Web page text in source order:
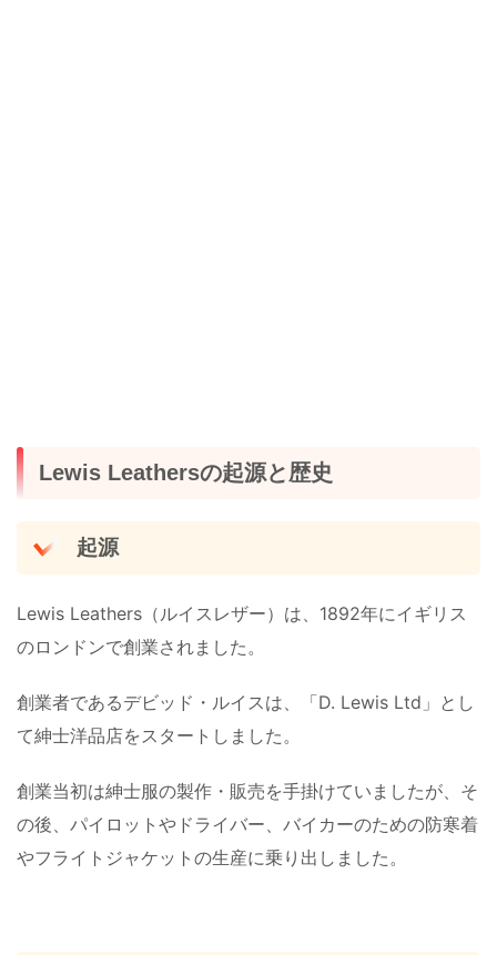
Lewis Leathersの起源と歴史
起源
Lewis Leathers（ルイスレザー）は、1892年にイギリス
のロンドンで創業されました。
創業者であるデビッド・ルイスは、「D. Lewis Ltd」とし
て紳士洋品店をスタートしました。
創業当初は紳士服の製作・販売を手掛けていましたが、そ
の後、パイロットやドライバー、バイカーのための防寒着
やフライトジャケットの生産に乗り出しました。